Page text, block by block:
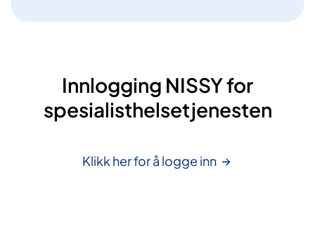
Innlogging NISSY for
spesialisthelsetjenesten
Klikk her for å logge inn